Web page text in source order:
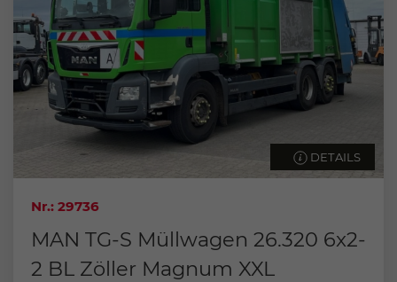
DETAILS
Nr.: 29736
MAN TG-S Müllwagen 26.320 6x2-
2 BL Zöller Magnum XXL